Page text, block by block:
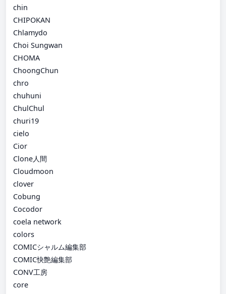
chin
CHIPOKAN
Chlamydo
Choi Sungwan
CHOMA
ChoongChun
chro
chuhuni
ChulChul
churi19
cielo
Cior
Clone人間
Cloudmoon
clover
Cobung
Cocodor
coela network
colors
COMICシャルム編集部
COMIC快艶編集部
CONV工房
core